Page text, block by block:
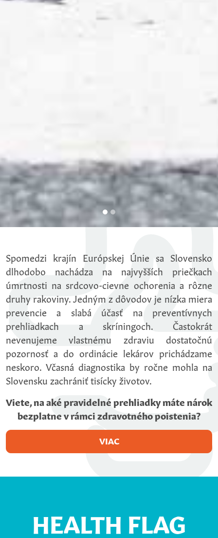
Spomedzi krajín Európskej Únie sa Slovensko
dlhodobo nachádza na najvyšších priečkach
úmrtnosti na srdcovo‑cievne ochorenia a rôzne
druhy rakoviny. Jedným z dôvodov je nízka miera
prevencie a slabá účasť na preventívnych
prehliadkach a skríningoch. Častokrát
nevenujeme vlastnému zdraviu dostatočnú
pozornosť a do ordinácie lekárov prichádzame
neskoro. Včasná diagnostika by ročne mohla na
Slovensku zachrániť tisícky životov.
Viete, na aké pravidelné prehliadky máte nárok
bezplatne v rámci zdravotného poistenia?
VIAC
HEALTH FLAG